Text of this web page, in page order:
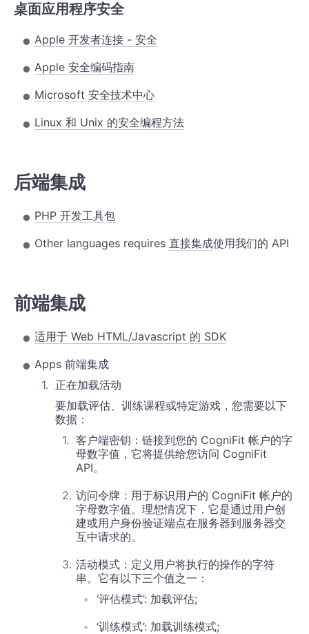
桌面应用程序安全
Apple 开发者连接 - 安全
Apple 安全编码指南
Microsoft 安全技术中心
Linux 和 Unix 的安全编程方法
后端集成
PHP 开发工具包
Other languages requires 直接集成使用我们的 API
前端集成
适用于 Web HTML/Javascript 的 SDK
Apps 前端集成
正在加载活动
要加载评估、训练课程或特定游戏，您需要以下
数据：
客户端密钥：链接到您的 CogniFit 帐户的字
母数字值，它将提供给您访问 CogniFit
API。
访问令牌：用于标识用户的 CogniFit 帐户的
字母数字值。理想情况下，它是通过用户创
建或用户身份验证端点在服务器到服务器交
互中请求的。
活动模式：定义用户将执行的操作的字符
串。它有以下三个值之一：
‘评估模式’: 加载评估;
‘训练模式’: 加载训练模式;